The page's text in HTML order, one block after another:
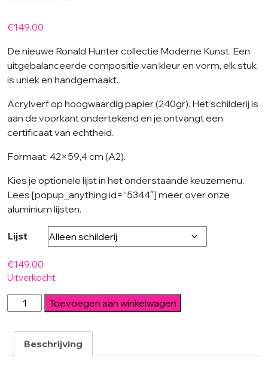
€149.00
De nieuwe Ronald Hunter collectie Moderne Kunst. Een
uitgebalanceerde compositie van kleur en vorm, elk stuk
is uniek en handgemaakt.
Acrylverf op hoogwaardig papier (240gr). Het schilderij is
aan de voorkant ondertekend en je ontvangt een
certificaat van echtheid.
Formaat: 42×59,4 cm (A2).
Kies je optionele lijst in het onderstaande keuzemenu.
Lees [popup_anything id=”5344″] meer over onze
aluminium lijsten.
Lijst
€149.00
Uitverkocht
Yellow
Sprinkles
aantal
Toevoegen aan winkelwagen
Beschrijving